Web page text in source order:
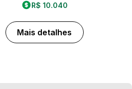
R$ 10.040
Mais detalhes